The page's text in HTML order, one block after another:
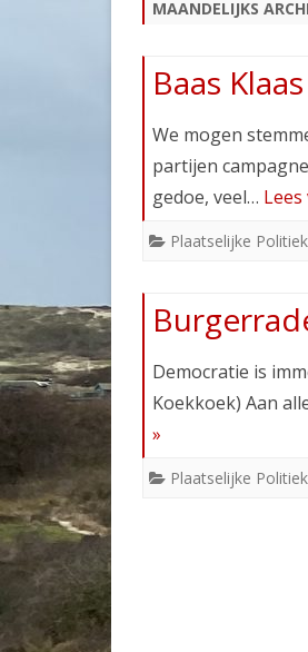
MAANDELIJKS
Baas
We mogen
partijen
gedoe, veel…
Plaatselijke Politiek
Democratie is
Koekkoek) Aan
»
Plaatselijke Politiek